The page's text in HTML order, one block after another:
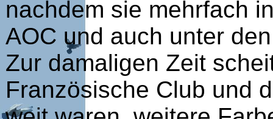
nachdem sie mehrfach
AOC und auch unter
Zur damaligen Zeit
Französische Club und